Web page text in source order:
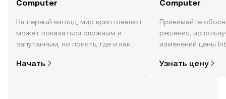
Computer
На первый взгляд, мир криптовалют
может показаться сложным и
запутанным, но понять, где и как
так сложно. Начните исследовать
Начать
Computer
Принимайте
решения,
изменений цены
настроениях в
Узнать цену